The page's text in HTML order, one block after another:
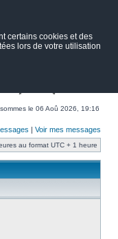
certains cookies et des
lors de votre utilisation
le 06 Aoû 2026, 19:16
| Voir mes messages
au format UTC + 1 heure